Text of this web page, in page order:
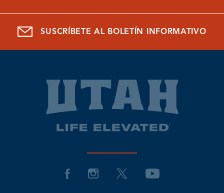
SUSCRÍBETE AL BOLETÍN INFORMATIVO